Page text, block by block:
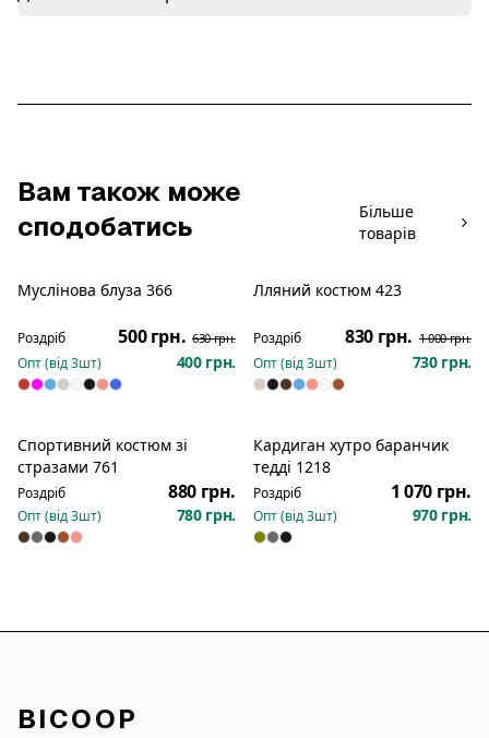
Вам також може
сподобатись
Більше
товарів
Муслінова блуза 366
Роздріб 500 грн. 630 грн.
Опт (від3шт) 400 грн.
Лляний костюм 423
Роздріб 830 грн. 1 000 грн.
Опт (від3шт) 730 грн.
Новинка
Спортивний костюм зі
стразами 761
Роздріб 880 грн.
Опт (від3шт) 780 грн.
Новинка
Кардиган хутро баранчик
тедді 1218
Роздріб 1 070 грн.
Опт (від3шт) 970 грн.
BICOOP